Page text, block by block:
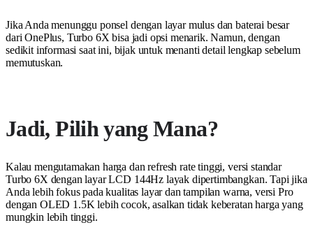
Jika Anda menunggu ponsel dengan layar mulus dan baterai besar
dari OnePlus, Turbo 6X bisa jadi opsi menarik. Namun, dengan
sedikit informasi saat ini, bijak untuk menanti detail lengkap sebelum
memutuskan.
Jadi, Pilih yang Mana?
Kalau mengutamakan harga dan refresh rate tinggi, versi standar
Turbo 6X dengan layar LCD 144Hz layak dipertimbangkan. Tapi jika
Anda lebih fokus pada kualitas layar dan tampilan warna, versi Pro
dengan OLED 1.5K lebih cocok, asalkan tidak keberatan harga yang
mungkin lebih tinggi.